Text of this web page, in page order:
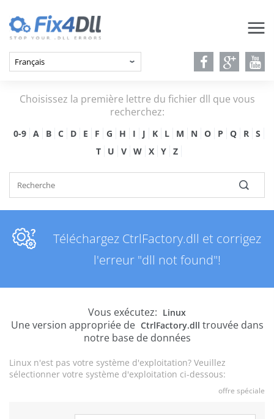
Choisissez la première lettre du fichier dll que vous
recherchez:
0-9 A B C D E F G H I J K L M N O P Q R
S
T
U V W X Y Z
Téléchargez CtrlFactory.dll et corrigez
l'erreur "dll not found"!
Vous exécutez: Linux
Une version appropriée de CtrlFactory.dll trouvée dans
notre base de données
Linux n'est pas votre système d'exploitation? Veuillez
sélectionner votre système d'exploitation ci-dessous:
offre spéciale